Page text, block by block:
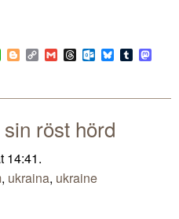
WhatsApp
BloggerCopy
Link
GmailThreadsOutlook.com
BlueskyTumblr
röst hörd
14:41.
, ukraina, ukraine